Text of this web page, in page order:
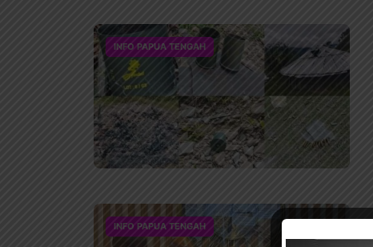
INFO PAPUA TENGAH
INFO PAPUA TENGAH